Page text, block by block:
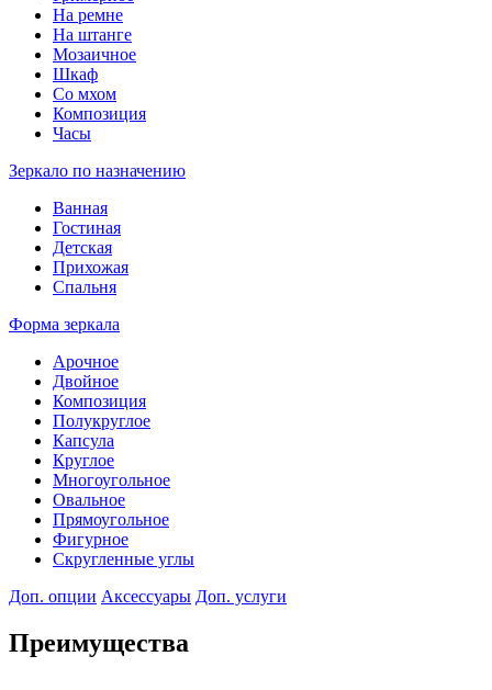
На ремне
На штанге
Мозаичное
Шкаф
Со мхом
Композиция
Часы
Зеркало по назначению
Ванная
Гостиная
Детская
Прихожая
Спальня
Форма зеркала
Арочное
Двойное
Композиция
Полукруглое
Капсула
Круглое
Многоугольное
Овальное
Прямоугольное
Фигурное
Скругленные углы
Доп. опции Аксессуары Доп. услуги
Преимущества